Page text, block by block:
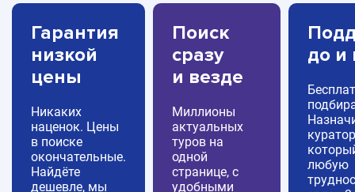
Гарантия
низкой
цены
Никаких
наценок. Цены
в поиске
окончательные.
Найдёте
дешевле, мы
Поиск
сразу
и везде
Миллионы
актуальных
туров на
одной
странице, с
удобными
до и
любую